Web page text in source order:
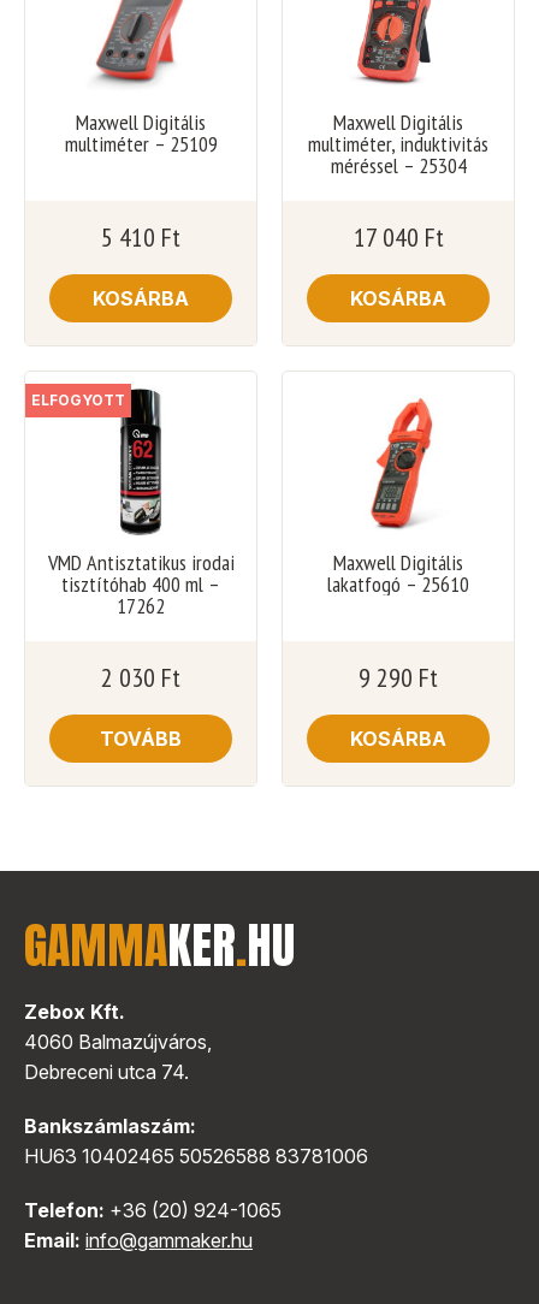
Maxwell Digitális
multiméter – 25109
5 410 Ft
KOSÁRBA
Maxwell Digitális
multiméter, induktivitás
méréssel – 25304
17 040 Ft
KOSÁRBA
ELFOGYOTT
VMD Antisztatikus irodai
tisztítóhab 400 ml –
17262
2 030 Ft
TOVÁBB
Maxwell Digitális
lakatfogó – 25610
9 290 Ft
KOSÁRBA
GAMMAKER.HU
Zebox Kft.
4060 Balmazújváros,
Debreceni utca 74.
Bankszámlaszám:
HU63 10402465 50526588 83781006
Telefon: +36 (20) 924-1065
Email: info@gammaker.hu